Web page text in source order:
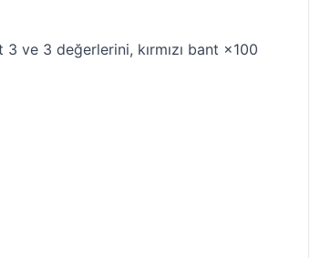
ve 3 değerlerini, kırmızı bant ×100